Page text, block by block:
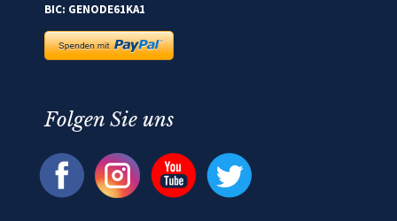
BIC: GENODE61KA1
Folgen Sie uns